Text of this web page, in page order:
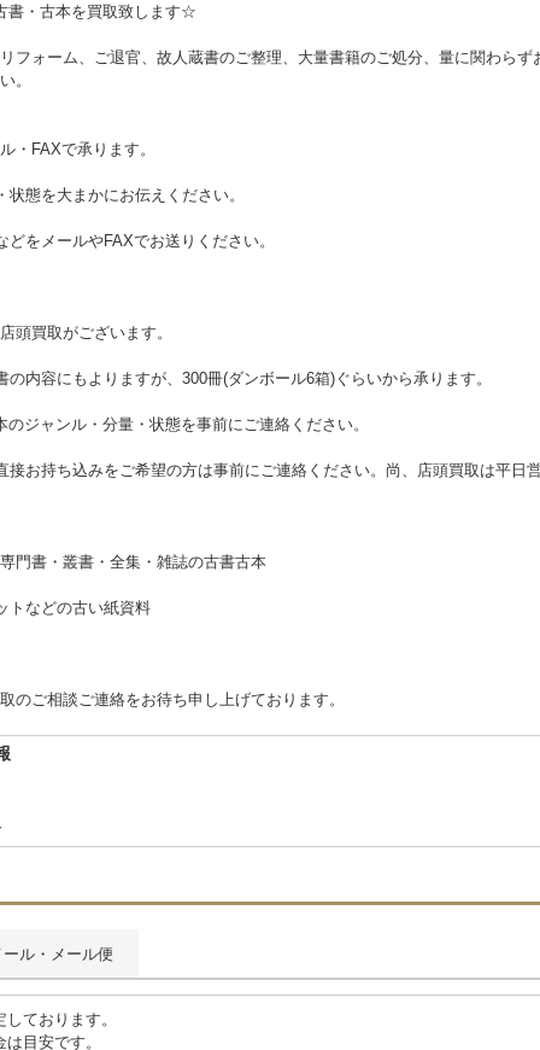
書・古本を買取致します☆
フォーム、ご退官、故人蔵書のご整理、大量書籍のご処分、量に関わらず
。
・FAXで承ります。
態を大まかにお伝えください。
をメールやFAXでお送りください。
頭買取がございます。
内容にもよりますが、300冊(ダンボール6箱)ぐらいから承ります。
ジャンル・分量・状態を事前にご連絡ください。
お持ち込みをご希望の方は事前にご連絡ください。尚、店頭買取は平日
門書・叢書・全集・雑誌の古書古本
トなどの古い紙資料
ご相談ご連絡をお待ち申し上げております。
ル・メール便
ております。
目安です。